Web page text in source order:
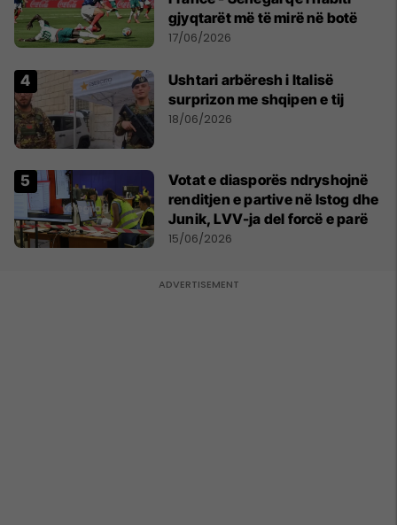
gjyqtarët më të mirë në botë
17/06/2026
Ushtari arbëresh i Italisë
surprizon me shqipen e tij
18/06/2026
Votat e diasporës ndryshojnë
renditjen e partive në Istog dhe
Junik, LVV-ja del forcë e parë
15/06/2026